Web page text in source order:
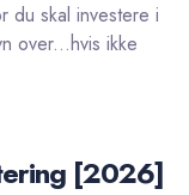
du skal investere i
over...hvis ikke
[2026]